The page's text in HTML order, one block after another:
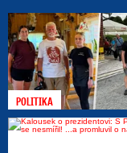
POLITIKA